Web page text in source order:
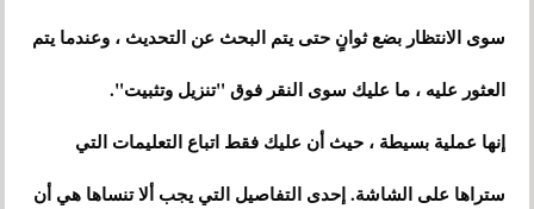
سوى الانتظار بضع ثوانٍ حتى يتم البحث عن التحديث ، وعندما يتم
العثور عليه ، ما عليك سوى النقر فوق "تنزيل وتثبيت".
إنها عملية بسيطة ، حيث أن عليك فقط اتباع التعليمات التي
ستراها على الشاشة. إحدى التفاصيل التي يجب ألا تنساها هي أن